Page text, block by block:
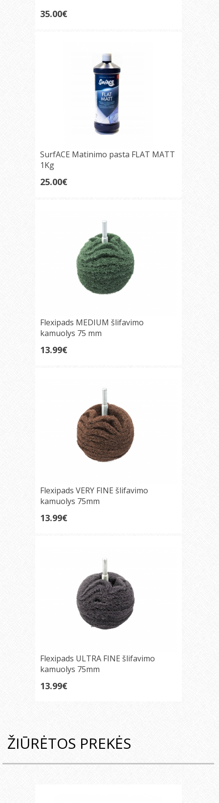
35.00€
SurfACE Matinimo pasta FLAT MATT
1Kg
25.00€
Flexipads MEDIUM šlifavimo
kamuolys 75 mm
13.99€
Flexipads VERY FINE šlifavimo
kamuolys 75mm
13.99€
Flexipads ULTRA FINE šlifavimo
kamuolys 75mm
13.99€
ŽIŪRĖTOS PREKĖS